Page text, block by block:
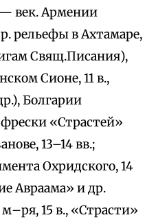
— век. Армении
рельефы в Ахтамаре,
Свящ.Писания),
Сионе, 11 в.,
Болгарии
«Страстей»
13–14 вв.;
Охридского, 14
Авраама» и др.
15 в., «Страсти»